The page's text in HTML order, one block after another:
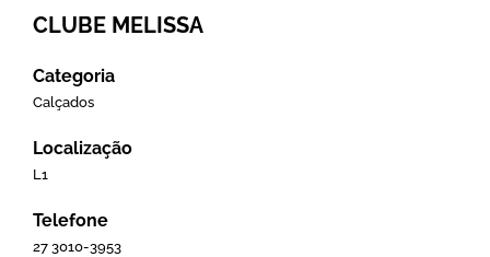
CLUBE MELISSA
Categoria
Calçados
Localização
L1
Telefone
27 3010-3953